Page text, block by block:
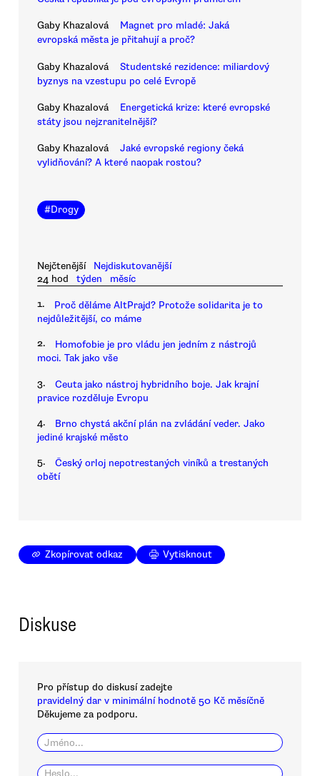
Gaby Khazalová
Magnet pro mladé: Jaká
evropská města je přitahují a proč?
Gaby Khazalová
Studentské rezidence: miliardový
byznys na vzestupu po celé Evropě
Gaby Khazalová
Energetická krize: které evropské
státy jsou nejzranitelnější?
Gaby Khazalová
Jaké evropské regiony čeká
vylidňování? A které naopak rostou?
#Drogy
Nejčtenější
Nejdiskutovanější
24 hod
týden měsíc
1.
Proč děláme AltPrajd? Protože solidarita je to
nejdůležitější, co máme
2.
Homofobie je pro vládu jen jedním z nástrojů
moci. Tak jako vše
3.
Ceuta jako nástroj hybridního boje. Jak krajní
pravice rozděluje Evropu
4.
Brno chystá akční plán na zvládání veder. Jako
jediné krajské město
5.
Český orloj nepotrestaných viníků a trestaných
obětí
Zkopírovat odkaz Vytisknout
Diskuse
Pro přístup do diskusí zadejte
pravidelný dar v minimální hodnotě 50 Kč měsíčně
Děkujeme za podporu.